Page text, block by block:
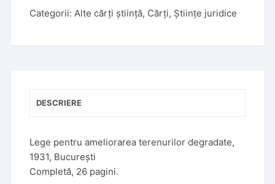
Categorii:Alte cărți știință, Cărți, Științe juridice
DESCRIERE
Lege pentru ameliorarea terenurilor degradate,
1931, București
Completă, 26 pagini.